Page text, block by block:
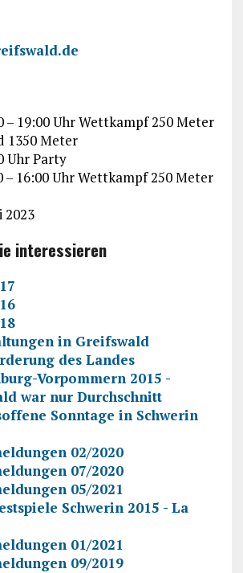
– 19:00 Uhr Wettkampf 250 Meter
1350 Meter
Uhr Party
– 16:00 Uhr Wettkampf 250 Meter
2023
interessieren
in Greifswald
des Landes
Vorpommern 2015 -
war nur Durchschnitt
Sonntage in Schwerin
02/2020
07/2020
05/2021
Schwerin 2015 - La
01/2021
09/2019